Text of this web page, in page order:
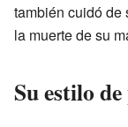
también cuidó de
la muerte de su
Su estilo